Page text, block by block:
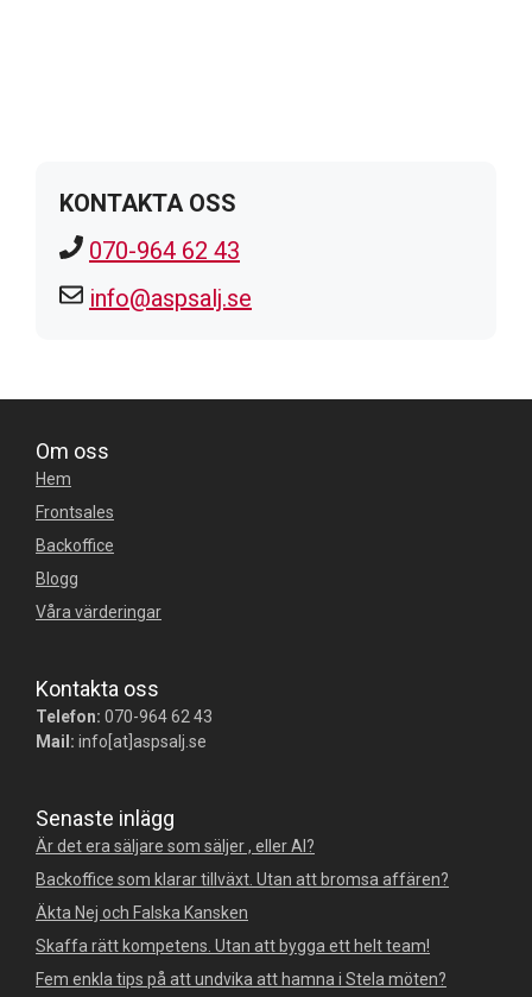
KONTAKTA OSS
070-964 62 43
info@aspsalj.se
Om oss
Hem
Frontsales
Backoffice
Blogg
Våra värderingar
Kontakta oss
Telefon: 070-964 62 43
Mail: info[at]aspsalj.se
Senaste inlägg
Är det era säljare som säljer , eller AI?
Backoffice som klarar tillväxt. Utan att bromsa affären?
Äkta Nej och Falska Kansken
Skaffa rätt kompetens. Utan att bygga ett helt team!
Fem enkla tips på att undvika att hamna i Stela möten?